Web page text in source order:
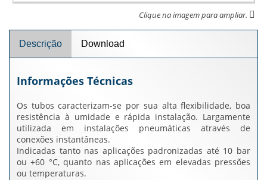
Clique na imagem para ampliar.
Descrição Download
Informações Técnicas
Os tubos caracterizam-se por sua alta flexibilidade, boa
resistência à umidade e rápida instalação. Largamente
utilizada em instalações pneumáticas através de
conexões instantâneas.
Indicadas tanto nas aplicações padronizadas até 10 bar
ou +60 °C, quanto nas aplicações em elevadas pressões
ou temperaturas.